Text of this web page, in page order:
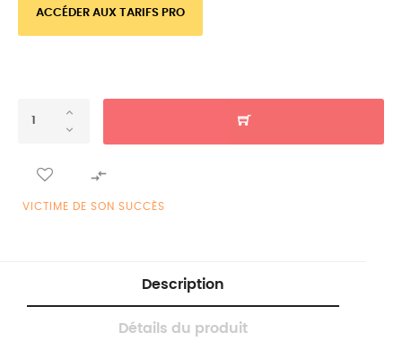
ACCÉDER AUX TARIFS PRO

VICTIME DE SON SUCCÈS
Description
Détails du produit